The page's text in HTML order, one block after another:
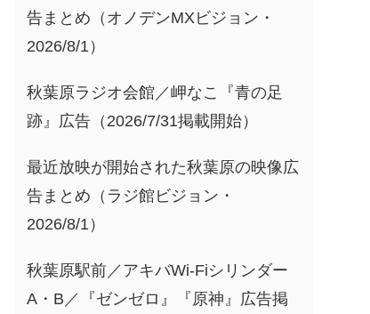
告まとめ（オノデンMXビジョン・
2026/8/1）
秋葉原ラジオ会館／岬なこ『青の足
跡』広告（2026/7/31掲載開始）
最近放映が開始された秋葉原の映像広
告まとめ（ラジ館ビジョン・
2026/8/1）
秋葉原駅前／アキバWi-Fiシリンダー
A・B／『ゼンゼロ』『原神』広告掲